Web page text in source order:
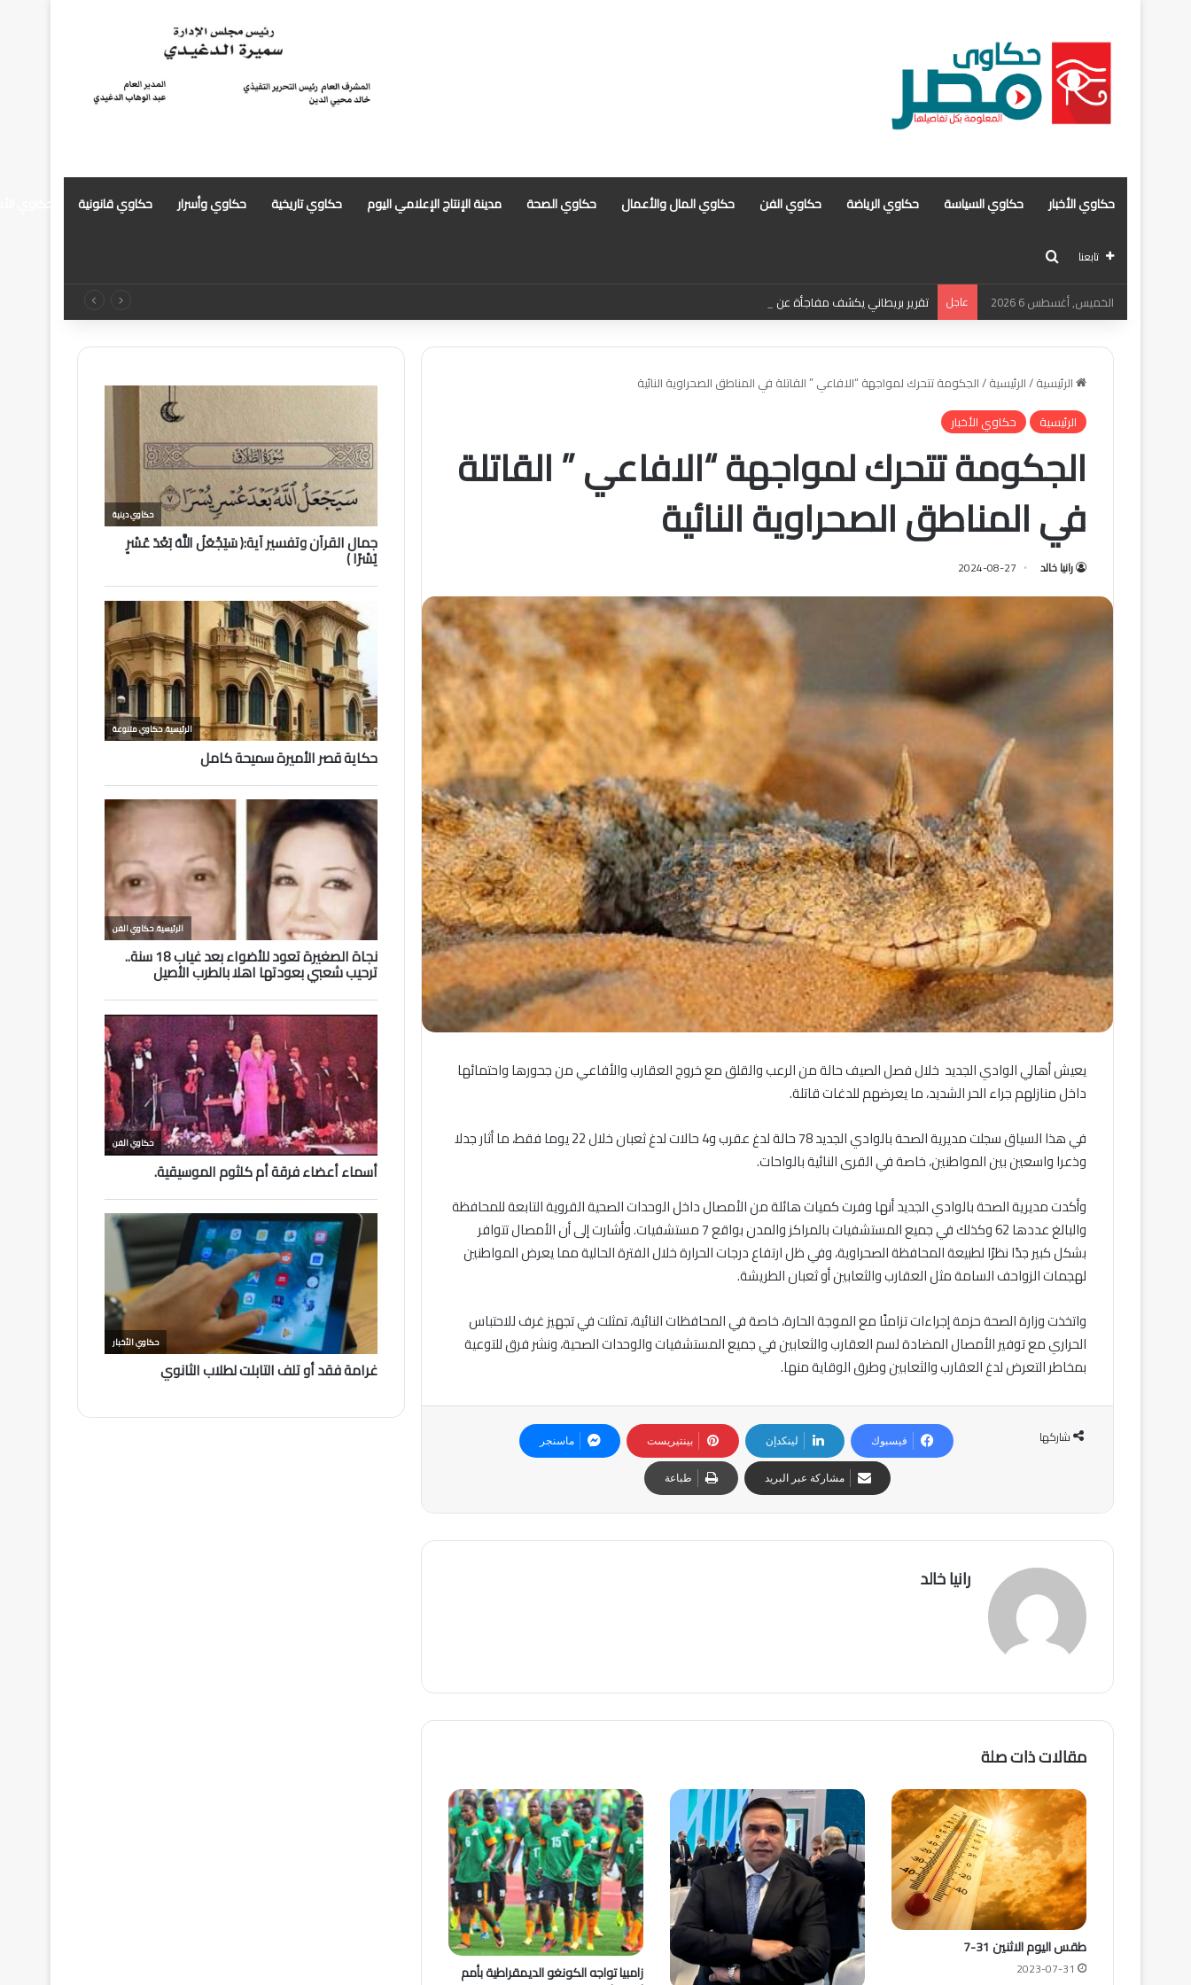
حكاوي الأخبار حكاوي السياسة حكاوي الرياضة حكاوي الفن حكاوي المال والأعمال حكاوي الصحة مدينة الإنتاج الإعلامي اليوم حكاوي تاريخية حكاوي وأسرار حكاوي قانونية حكاوي
تابعنا بحث عن
الخميس, أغسطس 6 2026 عاجل تقرير بريطاني يكشف مفاجأة عن السعر العادل للجنيه المصري أمام الدولار
الرئيسية/الرئيسية/الجكومة تتحرك لمواجهة “الافاعي ” القاتلة في المناطق الصحراوية النائية
الرئيسية
حكاوي الأخبار
الجكومة تتحرك لمواجهة “الافاعي ” القاتلة
في المناطق الصحراوية النائية
رانيا خالد 2024-08-27
يعيش أهالي الوادي الجديد خلال فصل الصيف حالة من الرعب والقلق مع خروج العقارب والأفاعي من جحورها واحتمائها
داخل منازلهم جراء الحر الشديد، ما يعرضهم للدغات قاتلة.
في هذا السياق سجلت مديرية الصحة بالوادي الجديد 78 حالة لدغ عقرب و4 حالات لدغ ثعبان خلال 22 يوما فقط، ما أثار جدلا
وذعرا واسعين بين المواطنين، خاصة في القرى النائية بالواحات.
وأكدت مديرية الصحة بالوادي الجديد أنها وفرت كميات هائلة من الأمصال داخل الوحدات الصحية القروية التابعة للمحافظة
والبالغ عددها 62 وكذلك في جميع المستشفيات بالمراكز والمدن بواقع 7 مستشفيات. وأشارت إلى أن الأمصال تتوافر
بشكل كبير جدًا نظرًا لطبيعة المحافظة الصحراوية، وفي ظل ارتفاع درجات الحرارة خلال الفترة الحالية مما يعرض المواطنين
لهجمات الزواحف السامة مثل العقارب والثعابين أو ثعبان الطريشة.
واتخذت وزارة الصحة حزمة إجراءات تزامنًا مع الموجة الحارة، خاصة في المحافظات النائية، تمثلت في تجهيز غرف للاحتباس
الحراري مع توفير الأمصال المضادة لسم العقارب والثعابين في جميع المستشفيات والوحدات الصحية، ونشر فرق للتوعية
بمخاطر التعرض لدغ العقارب والثعابين وطرق الوقاية منها.
شاركها فيسبوك لينكدإن بينتيريست ماسنجر
مشاركة عبر البريد طباعة
رانيا خالد
مقالات ذات صلة
طقس اليوم الاثنين 31-7
2023-07-31 زامبيا تواجه الكونغو الديمقراطية بأمم